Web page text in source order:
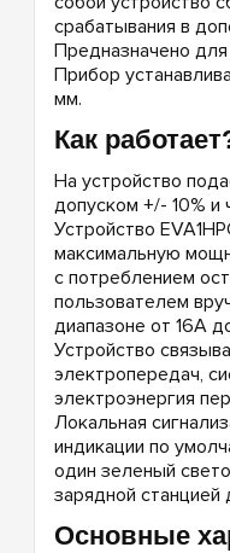
срабатывания в
Предназначено
Прибор
мм.
Как
На устройство
допуском +/- 10% и
Устройство
максимальную
с потреблением
пользователем
диапазоне от 16А
Устройство
электропередач,
электроэнергия
Локальная
индикации по
один зеленый
зарядной
Основные